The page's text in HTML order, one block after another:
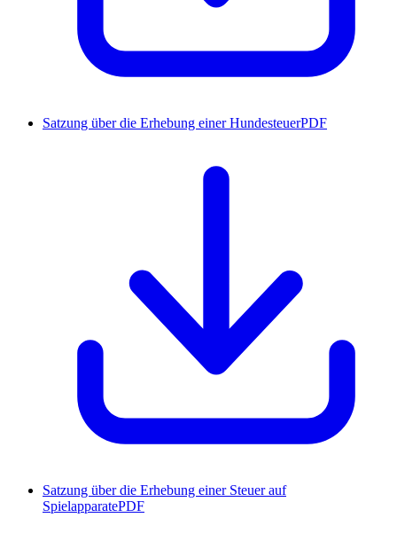
Satzung über die Erhebung einer HundesteuerPDF
Satzung über die Erhebung einer Steuer auf
SpielapparatePDF